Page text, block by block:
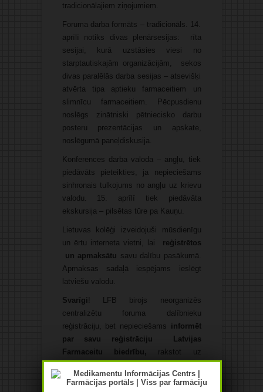
tradicionālajiem ziņojumiem.
Foruma darba formāts – tradicionāls. 14.
aprīlī notiks divas plenārsesijas: rīta
sesijai, kurā uzstāsies viesi no
starptautiskajām organizācijām, sekos
divas paralēlās darba sesijas – atsevišķi
atvērta tipa aptieku farmaceitiem un
slimnīcu farmaceitiem. Pēcpusdienu
noslēgs zinātniski pētniecisko darbu
posteru prezentācijas un apskate,
noslēgumā paneļdiskusija.
Konferences darba valoda – angļu, tiek
piedāvāts pieteikties, ja nepieciešams
sinhronais tulkojums no angļu uz krievu
valodu. 15. aprīlī tiek piedāvāta
ekskursija – pilsētas tūre pa Kauņu.
Lietuvas kolēģi izveidojuši mūsdienīgu
un ērtu interneta vietni, lai reģistrētos
un apmaksātu savu dalību pasākumā.
Apmaksas sadaļā iespējams ieslēgt
latviešu valodu.
Svarīgi ! LFB birojs neorganizēs
centralizētu foruma dalībnieku
reģistrāciju, bet nepieciešams informēt
par savu reģistrāciju Latvijas
Farmaceitu biedrību,
rakstot uz
lfb@farmaceitubiedriba.lv, lai rezultātā
būtu zināms Latvijas delegācijas